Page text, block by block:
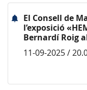
El Consell de
l’exposició
Bernardí Roig
11-09-2025 /